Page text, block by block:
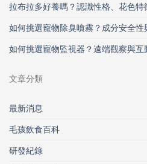
拉布拉多好養嗎？認識性格、花色
如何挑選寵物除臭噴霧？成分安全性
如何挑選寵物監視器？遠端觀察與
文章分類
最新消息
毛孩飲食百科
研發紀錄